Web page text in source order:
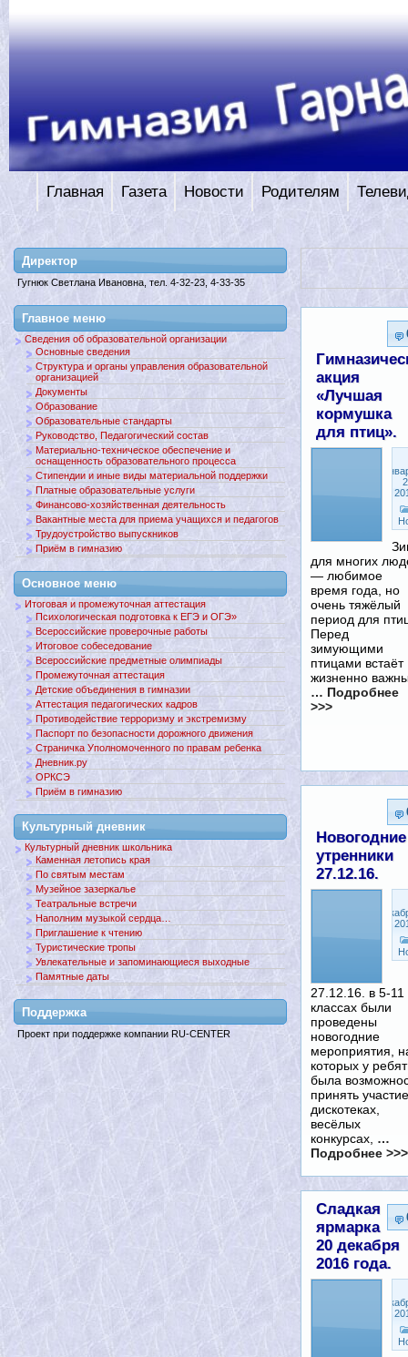
Главная Газета Новости Родителям
акция
«Лучшая
кормушка
для птиц».
для многих
— любимое
время года, но
очень тяжёлый
период для
Перед
зимующими
птицами встаёт
жизненно
… Подробнее
>>>
Новогодние
утренники
27.12.16.
27,
27.12.16. в 5-11
классах были
проведены
новогодние
мероприятия,
которых у ребят
была
принять
дискотеках,
весёлых
конкурсах, …
Подробнее >>>
Сладкая
ярмарка
20 декабря
2016 года.
20,
Директор
Гугнюк Светлана Ивановна, тел. 4-32-23, 4-33-35
Главное меню
Сведения об образовательной организации
Основные сведения
Структура и органы управления образовательной
организацией
Документы
Образование
Образовательные стандарты
Руководство, Педагогический состав
Материально-техническое обеспечение и
оснащенность образовательного процесса
Стипендии и иные виды материальной поддержки
Платные образовательные услуги
Финансово-хозяйственная деятельность
Вакантные места для приема учащихся и педагогов
Трудоустройство выпускников
Приём в гимназию
Основное меню
Итоговая и промежуточная аттестация
Психологическая подготовка к ЕГЭ и ОГЭ»
Всероссийские проверочные работы
Итоговое собеседование
Всероссийские предметные олимпиады
Промежуточная аттестация
Детские объединения в гимназии
Аттестация педагогических кадров
Противодействие терроризму и экстремизму
Паспорт по безопасности дорожного движения
Страничка Уполномоченного по правам ребенка
Дневник.ру
ОРКСЭ
Приём в гимназию
Культурный дневник
Культурный дневник школьника
Каменная летопись края
По святым местам
Музейное зазеркалье
Театральные встречи
Наполним музыкой сердца…
Приглашение к чтению
Туристические тропы
Увлекательные и запоминающиеся выходные
Памятные даты
Поддержкa
Проект при поддержке компании RU-CENTER